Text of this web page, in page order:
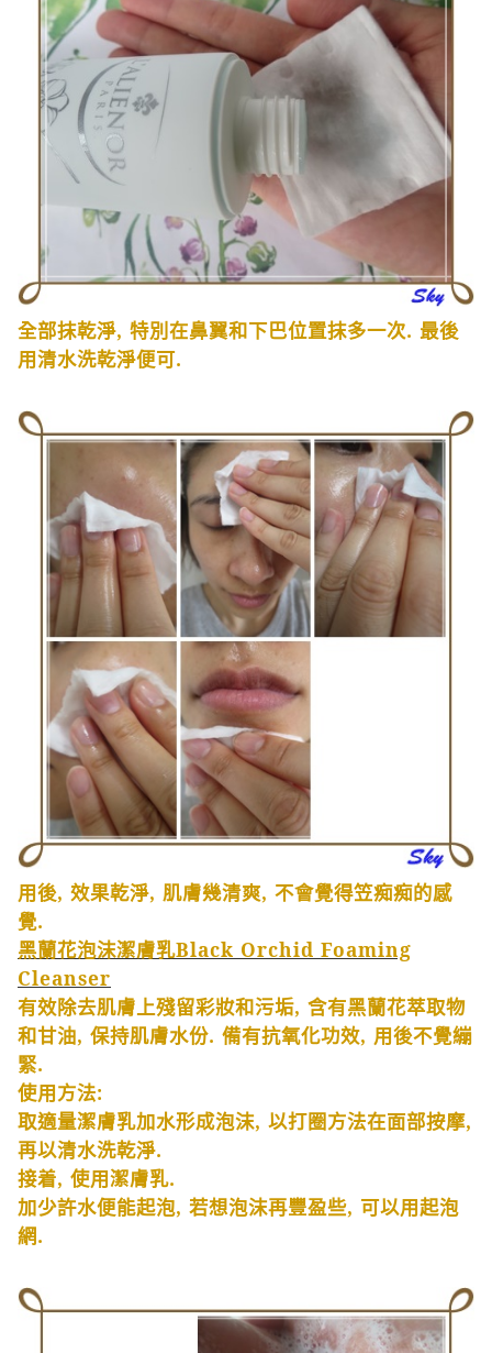
全部抹乾淨, 特別在鼻翼和下巴位置抹多一次. 最後
用清水洗乾淨便可.
用後, 效果乾淨, 肌膚幾清爽, 不會覺得笠痴痴的感
覺.
黑蘭花泡沫潔膚乳Black Orchid Foaming
Cleanser
有效除去肌膚上殘留彩妝和污垢, 含有黑蘭花萃取物
和甘油, 保持肌膚水份. 備有抗氧化功效, 用後不覺繃
緊.
使用方法:
取適量潔膚乳加水形成泡沫, 以打圈方法在面部按摩,
再以清水洗乾淨.
接着, 使用潔膚乳.
加少許水便能起泡, 若想泡沫再豐盈些, 可以用起泡
網.